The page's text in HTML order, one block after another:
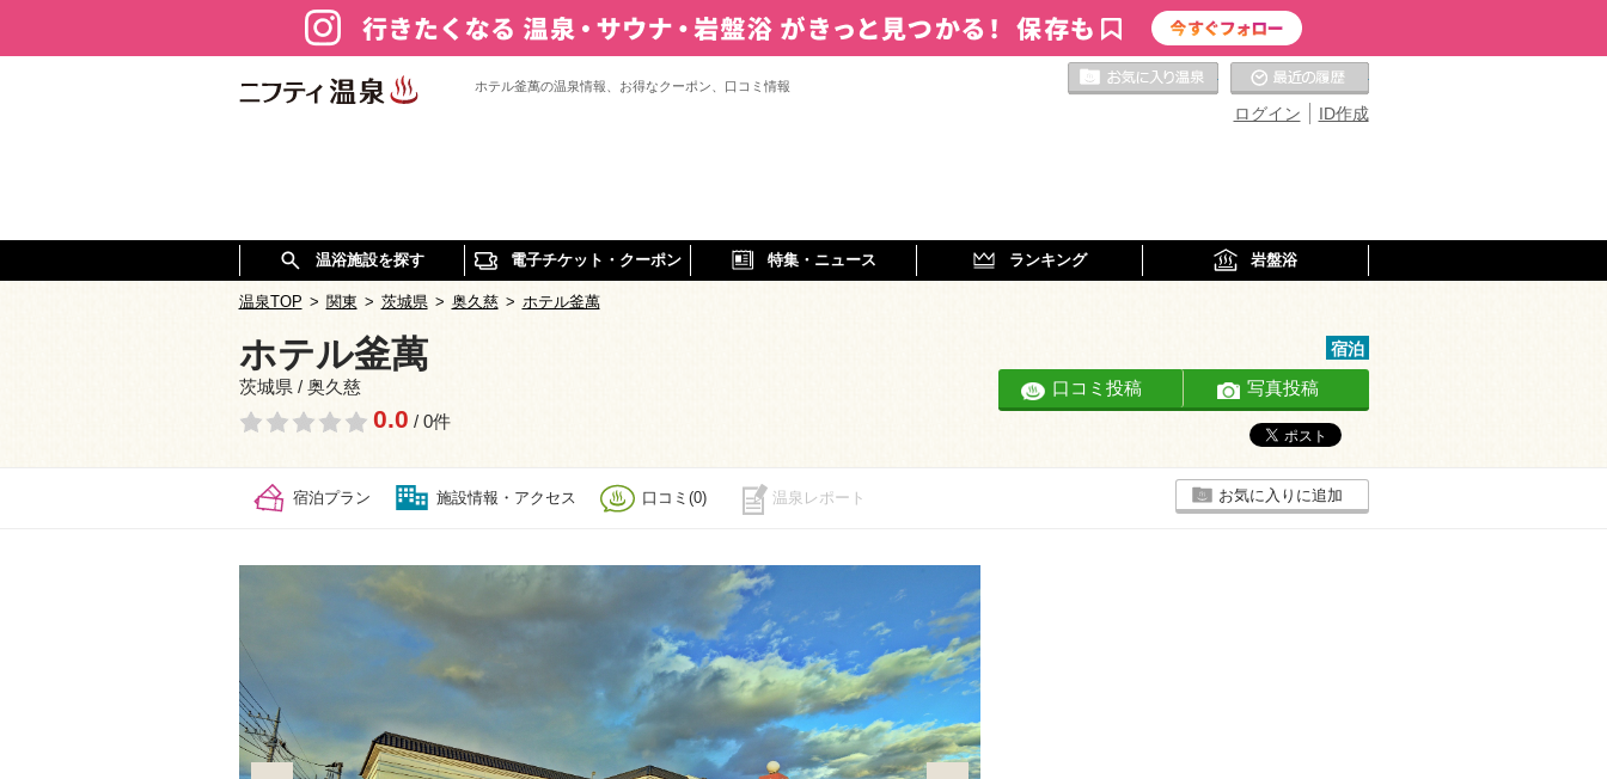
ホテル釜萬の温泉情報、お得なクーポン、口コミ情報
ID作成
ログイン
お気に入りの温泉
温浴施設を探す 電子チケット・クーポン 特集・ニュース ランキング 岩盤浴
温泉TOP > 関東 > 茨城県 > 奥久慈 > ホテル釜萬
ホテル釜萬
茨城県 / 奥久慈
0.0 / 0件
宿泊
口コミ投稿 写真投稿
宿泊プラン 施設情報・アクセス 口コミ(0) 温泉レポート お気に入りに追加